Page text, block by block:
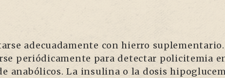
adecuadamente con hierro
periódicamente para detectar policitemia
anabólicos. La insulina o la dosis